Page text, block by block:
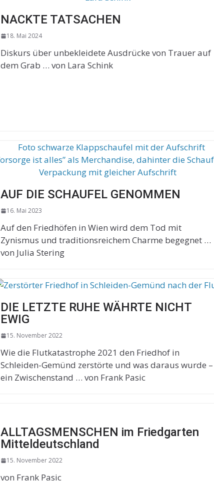
NACKTE TATSACHEN
18. Mai 2024
Diskurs über unbekleidete Ausdrücke von Trauer auf
dem Grab … von Lara Schink
AUF DIE SCHAUFEL GENOMMEN
16. Mai 2023
Auf den Friedhöfen in Wien wird dem Tod mit
Zynismus und traditionsreichem Charme begegnet …
von Julia Stering
DIE LETZTE RUHE WÄHRTE NICHT
EWIG
15. November 2022
Wie die Flutkatastrophe 2021 den Friedhof in
Schleiden-Gemünd zerstörte und was daraus wurde –
ein Zwischenstand … von Frank Pasic
ALLTAGSMENSCHEN im Friedgarten
Mitteldeutschland
15. November 2022
von Frank Pasic